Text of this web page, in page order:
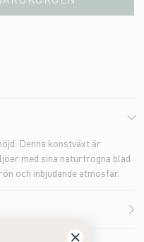
Denna konstväxt är
med sina naturtrogna blad
och inbjudande atmosfär.